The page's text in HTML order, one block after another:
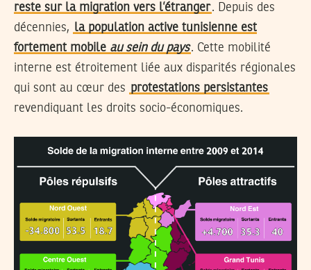
reste sur la migration vers l’étranger. Depuis des
décennies, la population active tunisienne est
fortement mobile au sein du pays. Cette mobilité
interne est étroitement liée aux disparités régionales
qui sont au cœur des protestations persistantes
revendiquant les droits socio-économiques.